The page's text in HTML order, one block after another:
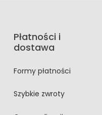
Płatności i
dostawa
Formy płatności
Szybkie zwroty